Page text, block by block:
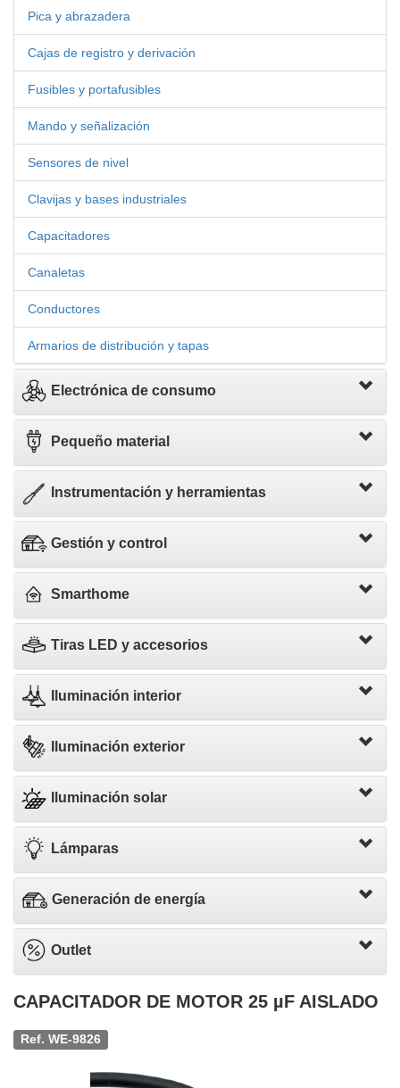
Pica y abrazadera
Cajas de registro y derivación
Fusibles y portafusibles
Mando y señalización
Sensores de nivel
Clavijas y bases industriales
Capacitadores
Canaletas
Conductores
Armarios de distribución y tapas
Electrónica de consumo
Pequeño material
Instrumentación y herramientas
Gestión y control
Smarthome
Tiras LED y accesorios
Iluminación interior
Iluminación exterior
Iluminación solar
Lámparas
Generación de energía
Outlet
CAPACITADOR DE MOTOR 25 µF AISLADO
Ref. WE-9826